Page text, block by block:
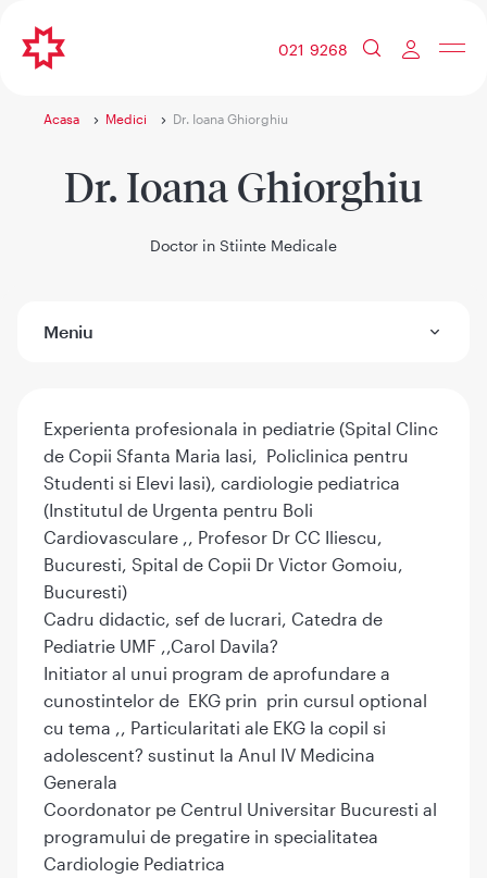
021 9268
Acasa Medici Dr. Ioana Ghiorghiu
Dr. Ioana Ghiorghiu
Doctor in Stiinte Medicale
Meniu
Experienta profesionala in pediatrie (Spital Clinc
de Copii Sfanta Maria Iasi, Policlinica pentru
Studenti si Elevi Iasi), cardiologie pediatrica
(Institutul de Urgenta pentru Boli
Cardiovasculare ,, Profesor Dr CC Iliescu,
Bucuresti, Spital de Copii Dr Victor Gomoiu,
Bucuresti)
Cadru didactic, sef de lucrari, Catedra de
Pediatrie UMF ,,Carol Davila?
Initiator al unui program de aprofundare a
cunostintelor de EKG prin prin cursul optional
cu tema ,, Particularitati ale EKG la copil si
adolescent? sustinut la Anul IV Medicina
Generala
Coordonator pe Centrul Universitar Bucuresti al
programului de pregatire in specialitatea
Cardiologie Pediatrica